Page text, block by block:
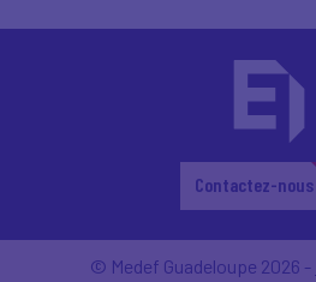
Contactez-nous
© Medef Guadeloupe 2026 -